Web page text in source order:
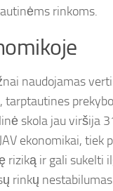
rinkoms.
naudojamas
tarptautines
skola jau viršija
ekonomikai, tiek
ir gali sukelti
rinkų